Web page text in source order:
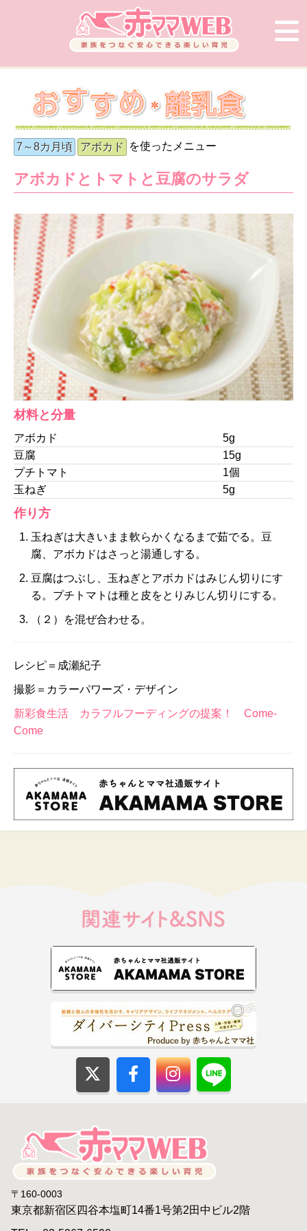
7～8カ月頃 アボカド を使ったメニュー
アボカドとトマトと豆腐のサラダ
材料と分量
アボカド
5g
豆腐
15g
プチトマト
1個
玉ねぎ
5g
作り方
玉ねぎは大きいまま軟らかくなるまで茹でる。豆
腐、アボカドはさっと湯通しする。
豆腐はつぶし、玉ねぎとアボカドはみじん切りにす
る。プチトマトは種と皮をとりみじん切りにする。
（２）を混ぜ合わせる。
レシピ＝成瀬紀子
撮影＝カラーパワーズ・デザイン
新彩食生活 カラフルフーディングの提案！ Come-
Come
〒160-0003
東京都新宿区四谷本塩町14番1号第2田中ビル2階